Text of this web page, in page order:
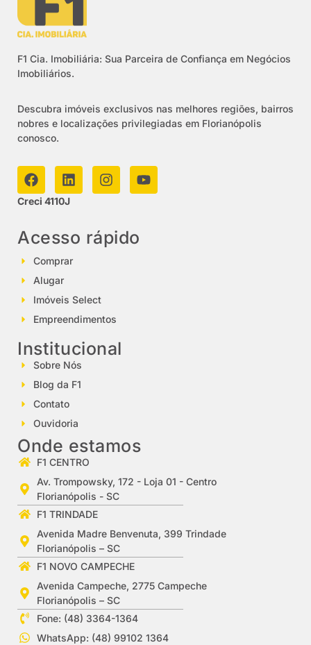
F1 Cia. Imobiliária: Sua Parceira de Confiança em Negócios
Imobiliários.
Descubra imóveis exclusivos nas melhores regiões, bairros
nobres e localizações privilegiadas em Florianópolis
conosco.
Creci 4110J
Acesso rápido
Comprar
Alugar
Imóveis Select
Empreendimentos
Institucional
Sobre Nós
Blog da F1
Contato
Ouvidoria
Onde estamos
F1 CENTRO
Av. Trompowsky, 172 - Loja 01 - Centro
Florianópolis - SC
F1 TRINDADE
Avenida Madre Benvenuta, 399 Trindade
Florianópolis – SC
F1 NOVO CAMPECHE
Avenida Campeche, 2775 Campeche
Florianópolis – SC
Fone: (48) 3364-1364
WhatsApp: (48) 99102 1364